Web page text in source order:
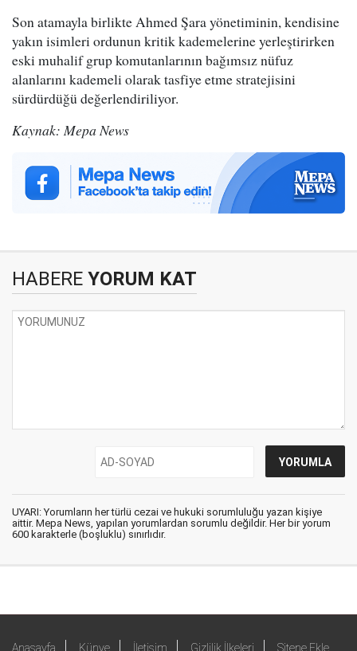
Son atamayla birlikte Ahmed Şara yönetiminin, kendisine
yakın isimleri ordunun kritik kademelerine yerleştirirken
eski muhalif grup komutanlarının bağımsız nüfuz
alanlarını kademeli olarak tasfiye etme stratejisini
sürdürdüğü değerlendiriliyor.
Kaynak: Mepa News
HABERE YORUM KAT
UYARI: Yorumların her türlü cezai ve hukuki sorumluluğu yazan kişiye
aittir. Mepa News, yapılan yorumlardan sorumlu değildir. Her bir yorum
600 karakterle (boşluklu) sınırlıdır.
Anasayfa Künye İletişim Gizlilik İlkeleri Sitene Ekle